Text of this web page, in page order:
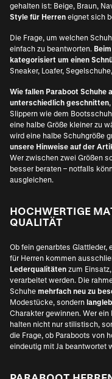
gehalten ist: Beige, Braun,
Style für Herren eignet sich
Die Frage, um welchen
einfach zu beantworten.
kategorisiert um einen
Sneaker, Loafer,
Wie fallen Paraboot Schuhe
unterschiedlich geschnitten
Slippern wie dem Bootsschuh
eine halbe Größe kleiner zu
wird eine halbe Schuhgröße
unsere Hinweise auf der
Wer zwischen zwei Größen
besser beraten – notfalls
ausgleichen.
HOCHWERTIGE
QUALITÄT
Ob fein genarbtes Glattleder,
für Herren kommen
Lederqualitäten zum
verarbeitet werden. Die
Schuhe mehrfach neu zu
Modestücke, sondern
Charakter gewinnen. Wer
halten nicht nur stilistisch,
die Frage, ob Paraboots von
eindeutig mit Ja beantwortet